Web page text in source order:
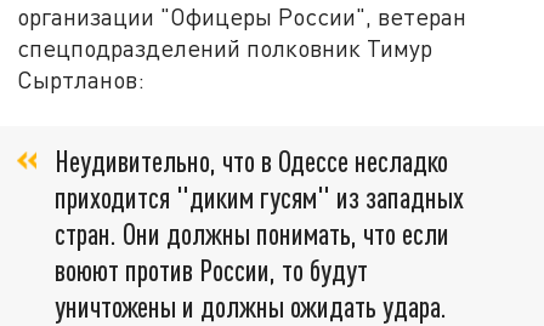
организации "Офицеры России", ветеран
спецподразделений полковник Тимур
Сыртланов:
Неудивительно, что в Одессе несладко
приходится "диким гусям" из западных
стран. Они должны понимать, что если
воюют против России, то будут
уничтожены и должны ожидать удара.